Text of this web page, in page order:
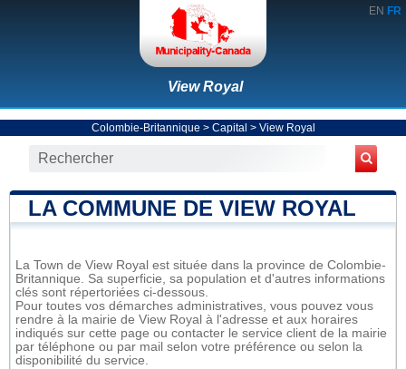
EN FR
View Royal
Colombie-Britannique > Capital > View Royal
LA COMMUNE DE VIEW ROYAL
La Town de View Royal est située dans la province de Colombie-
Britannique. Sa superficie, sa population et d'autres informations
clés sont répertoriées ci-dessous.
Pour toutes vos démarches administratives, vous pouvez vous
rendre à la mairie de View Royal à l'adresse et aux horaires
indiqués sur cette page ou contacter le service client de la mairie
par téléphone ou par mail selon votre préférence ou selon la
disponibilité du service.